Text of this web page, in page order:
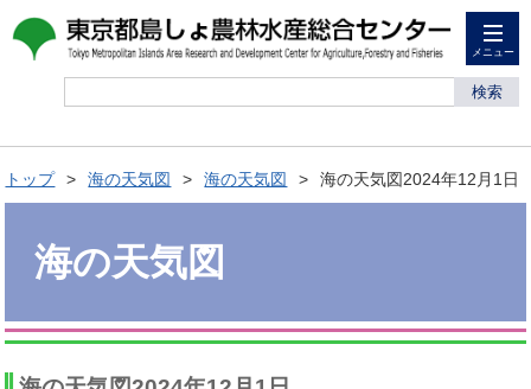
メニュー
検索
トップ 海の天気図 海の天気図 海の天気図2024年12月1日
海の天気図